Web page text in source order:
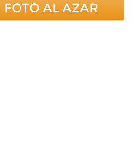
FOTO AL AZAR